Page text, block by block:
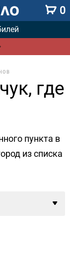
0
где
пункта в
из списка